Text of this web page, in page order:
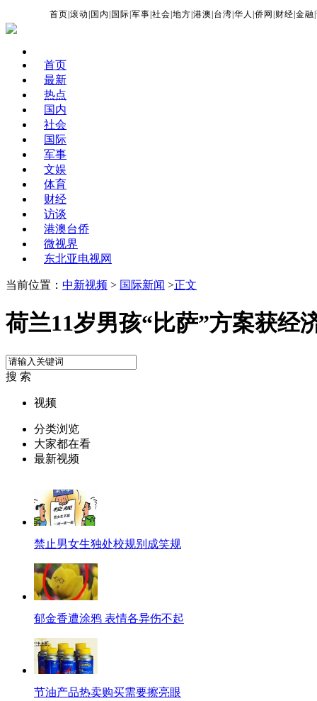
首页 |滚动 国内 国际 |军事 |社会 |地方 |港澳 台湾 |华人 |侨网 财经 |金融 |
首页
最新
热点
国内
社会
国际
军事
文娱
体育
财经
访谈
港澳台侨
微视界
东北亚电视网
当前位置： 中新视频 > 国际新闻 >正文
荷兰11岁男孩“比萨”方案获经
搜 索
视频
分类浏览
大家都在看
最新视频
禁止男女生独处校规别成笑规
郁金香遭涂鸦 表情各异伤不起
节油产品热卖购买需要擦亮眼